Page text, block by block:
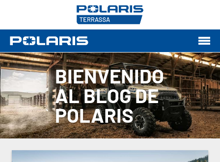
BIENVENIDO
AL BLOG DE
POLARIS